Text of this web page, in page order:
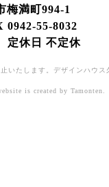
梅満町994-1
55-8032
休日 不定休
いたします。デザインハウス
is created by Tamonten.